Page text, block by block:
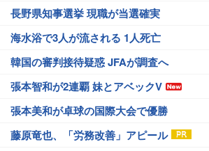
長野県知事選挙 現職が当選確実
海水浴で3人が流される 1人死亡
韓国の審判接待疑惑 JFAが調査へ
張本智和が2連覇 妹とアベックV
張本美和が卓球の国際大会で優勝
藤原竜也、「労務改善」アピール